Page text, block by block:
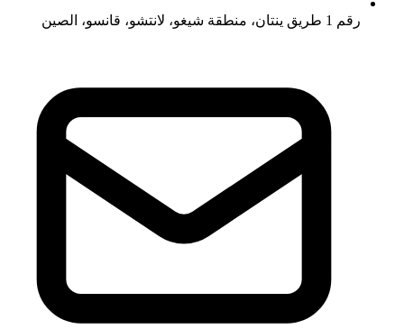
رقم 1 طريق ينتان، منطقة شيغو، لانتشو، قانسو، الصين